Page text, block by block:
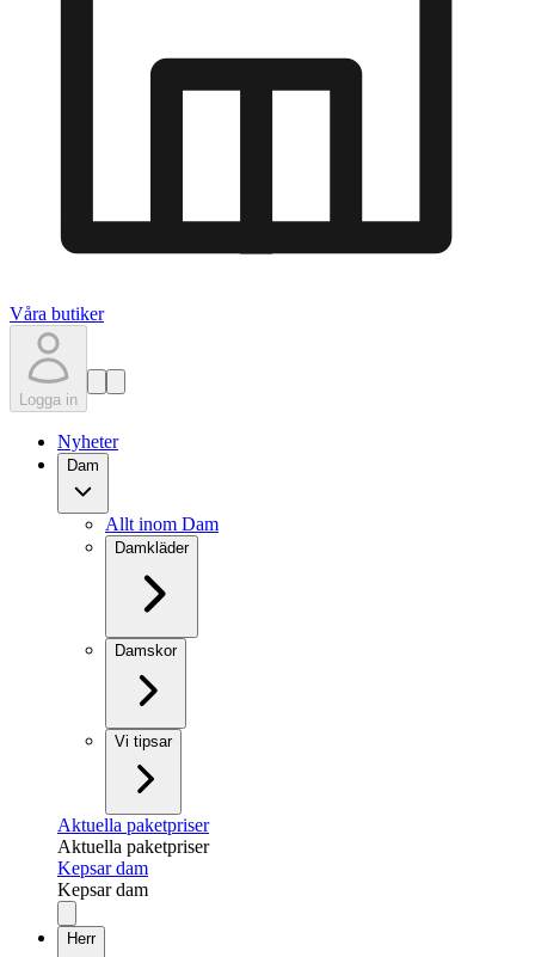
Våra butiker
Logga in
Nyheter
Dam
Allt inom Dam
Damkläder
Damskor
Vi tipsar
Aktuella paketpriser
Aktuella paketpriser
Kepsar dam
Kepsar dam
Herr